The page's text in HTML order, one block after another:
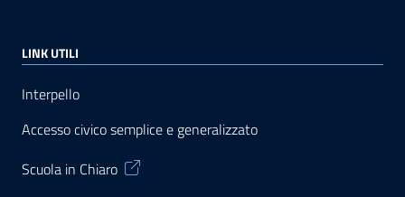
LINK UTILI
Interpello
Accesso civico semplice e generalizzato
Scuola in Chiaro